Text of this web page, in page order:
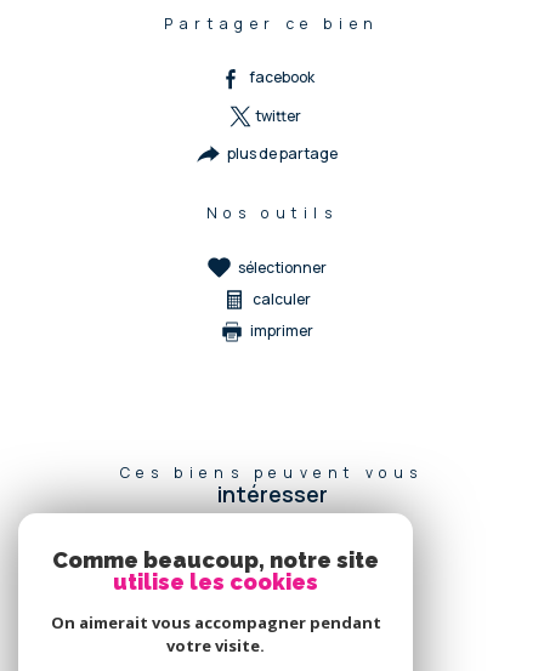
Partager ce bien
facebook
twitter
plus de partage
Nos outils
sélectionner
calculer
imprimer
Ces biens peuvent vous
intéresser
connecter
Comme beaucoup, notre site
utilise les cookies
On aimerait vous accompagner pendant
votre visite.